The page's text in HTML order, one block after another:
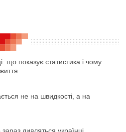
що показує статистика і чому
не на швидкості, а на